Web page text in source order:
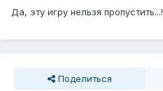
Да, эту игру нельзя пропустить...!
Поделиться